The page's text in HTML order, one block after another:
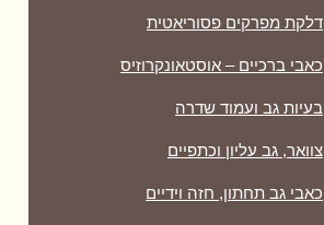
דלקת מפרקים פסוריאטית
כאבי ברכיים – אוסטאונקרוזיס
בעיות גב ועמוד שדרה
צוואר, גב עליון וכתפיים
כאבי גב תחתון, חזה וידיים